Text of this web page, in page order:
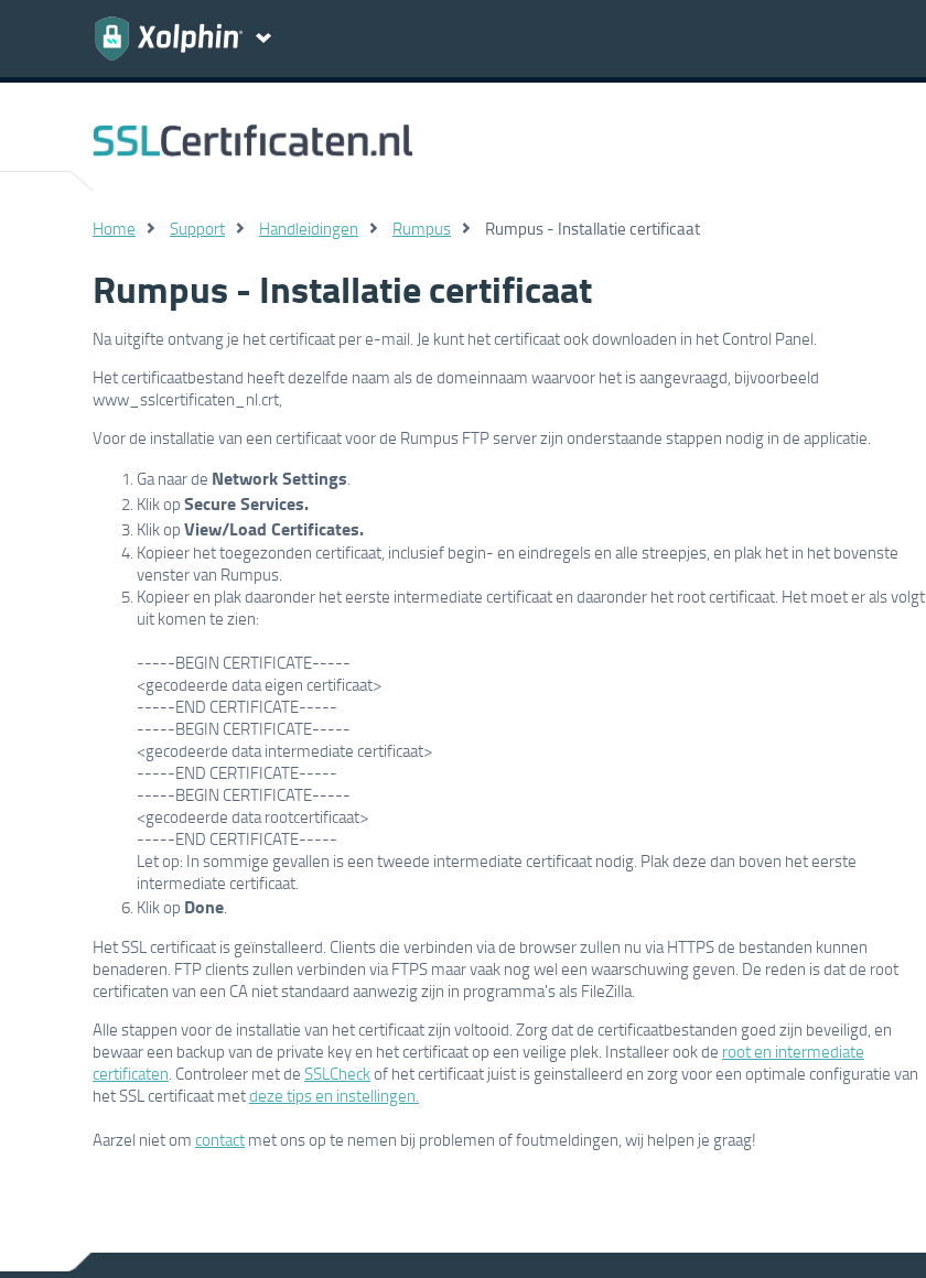
Home Support Handleidingen Rumpus Rumpus - Installatie certificaat
Rumpus - Installatie certificaat
Na uitgifte ontvang je het certificaat per e-mail. Je kunt het certificaat ook downloaden in het Control Panel.
Het certificaatbestand heeft dezelfde naam als de domeinnaam waarvoor het is aangevraagd, bijvoorbeeld
www_sslcertificaten_nl.crt,
Voor de installatie van een certificaat voor de Rumpus FTP server zijn onderstaande stappen nodig in de applicatie.
Ga naar de Network Settings.
Klik op Secure Services.
Klik op View/Load Certificates.
Kopieer het toegezonden certificaat, inclusief begin- en eindregels en alle streepjes, en plak het in het bovenste
venster van Rumpus.
Kopieer en plak daaronder het eerste intermediate certificaat en daaronder het root certificaat. Het moet er als volgt
uit komen te zien:
-----BEGIN CERTIFICATE-----
<gecodeerde data eigen certificaat>
-----END CERTIFICATE-----
-----BEGIN CERTIFICATE-----
<gecodeerde data intermediate certificaat>
-----END CERTIFICATE-----
-----BEGIN CERTIFICATE-----
<gecodeerde data rootcertificaat>
-----END CERTIFICATE-----
Let op: In sommige gevallen is een tweede intermediate certificaat nodig. Plak deze dan boven het eerste
intermediate certificaat.
Klik op Done.
Het SSL certificaat is geïnstalleerd. Clients die verbinden via de browser zullen nu via HTTPS de bestanden kunnen
benaderen. FTP clients zullen verbinden via FTPS maar vaak nog wel een waarschuwing geven. De reden is dat de root
certificaten van een CA niet standaard aanwezig zijn in programma's als FileZilla.
Alle stappen voor de installatie van het certificaat zijn voltooid. Zorg dat de certificaatbestanden goed zijn beveiligd, en
bewaar een backup van de private key en het certificaat op een veilige plek. Installeer ook de root en intermediate
certificaten. Controleer met de SSLCheckof het certificaat juist is geinstalleerd en zorg voor een optimale configuratie van
het SSL certificaat metdeze tips en instellingen.
Aarzel niet om contact met ons op te nemen bij problemen of foutmeldingen, wij helpen je graag!